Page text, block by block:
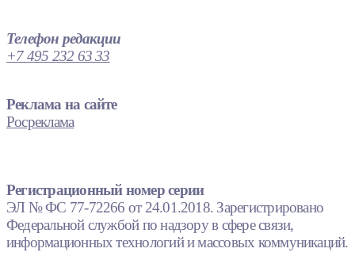
Телефон редакции
+7 495 232 63 33
Реклама на сайте
Росреклама
Регистрационный номер серии
ЭЛ № ФС 77-72266 от 24.01.2018. Зарегистрировано
Федеральной службой по надзору в сфере связи,
информационных технологий и массовых коммуникаций.